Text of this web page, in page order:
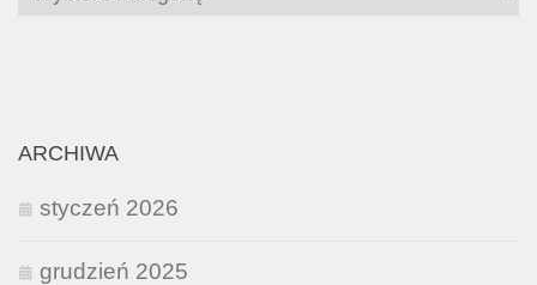
ARCHIWA
styczeń 2026
grudzień 2025